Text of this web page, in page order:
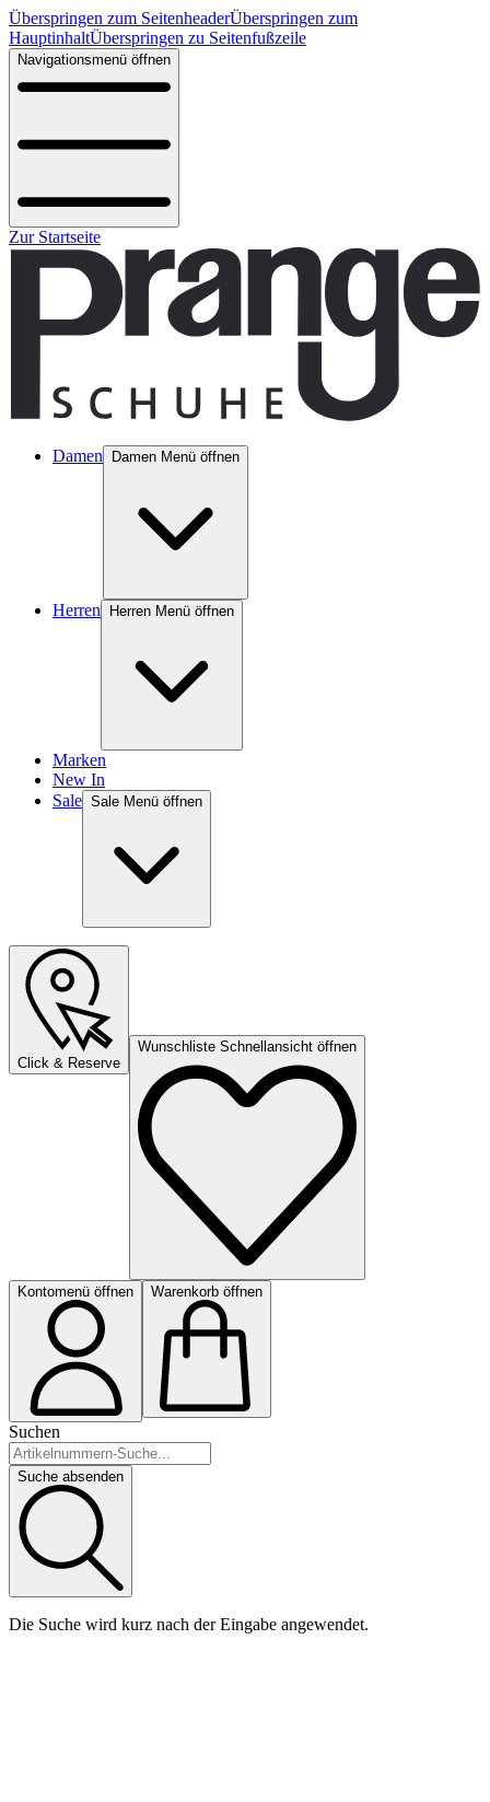
Überspringen zum SeitenheaderÜberspringen zum
HauptinhaltÜberspringen zu Seitenfußzeile
Navigationsmenü öffnen
Zur Startseite
Damen Damen Menü öffnen
Herren Herren Menü öffnen
Marken
New In
Sale Sale Menü öffnen
Click & Reserve
Wunschliste Schnellansicht öffnen
Kontomenü öffnen Warenkorb öffnen
Suchen
Suche absenden
Die Suche wird kurz nach der Eingabe angewendet.